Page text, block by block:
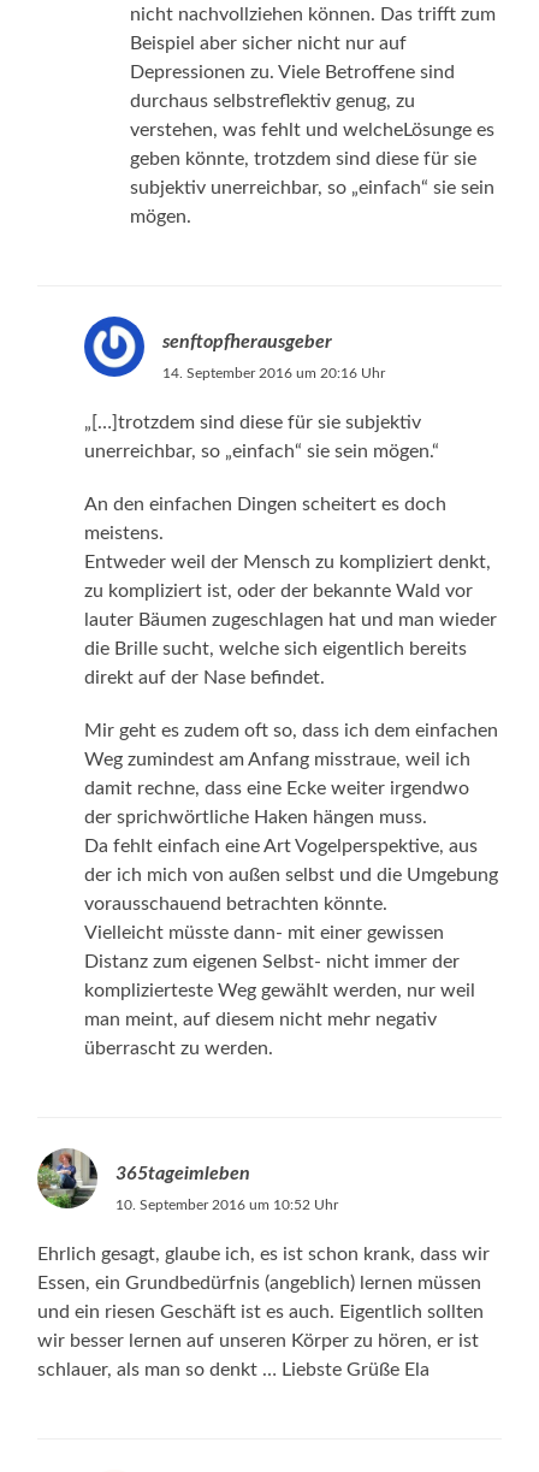
nicht nachvollziehen können. Das trifft zum
Beispiel aber sicher nicht nur auf
Depressionen zu. Viele Betroffene sind
durchaus selbstreflektiv genug, zu
verstehen, was fehlt und welcheLösunge es
geben könnte, trotzdem sind diese für sie
subjektiv unerreichbar, so „einfach“ sie sein
mögen.
senftopfherausgeber
14. September 2016 um 20:16 Uhr
„[…]trotzdem sind diese für sie subjektiv
unerreichbar, so „einfach“ sie sein mögen.“
An den einfachen Dingen scheitert es doch
meistens.
Entweder weil der Mensch zu kompliziert denkt,
zu kompliziert ist, oder der bekannte Wald vor
lauter Bäumen zugeschlagen hat und man wieder
die Brille sucht, welche sich eigentlich bereits
direkt auf der Nase befindet.
Mir geht es zudem oft so, dass ich dem einfachen
Weg zumindest am Anfang misstraue, weil ich
damit rechne, dass eine Ecke weiter irgendwo
der sprichwörtliche Haken hängen muss.
Da fehlt einfach eine Art Vogelperspektive, aus
der ich mich von außen selbst und die Umgebung
vorausschauend betrachten könnte.
Vielleicht müsste dann- mit einer gewissen
Distanz zum eigenen Selbst- nicht immer der
komplizierteste Weg gewählt werden, nur weil
man meint, auf diesem nicht mehr negativ
überrascht zu werden.
365tageimleben
10. September 2016 um 10:52 Uhr
Ehrlich gesagt, glaube ich, es ist schon krank, dass wir
Essen, ein Grundbedürfnis (angeblich) lernen müssen
und ein riesen Geschäft ist es auch. Eigentlich sollten
wir besser lernen auf unseren Körper zu hören, er ist
schlauer, als man so denkt … Liebste Grüße Ela